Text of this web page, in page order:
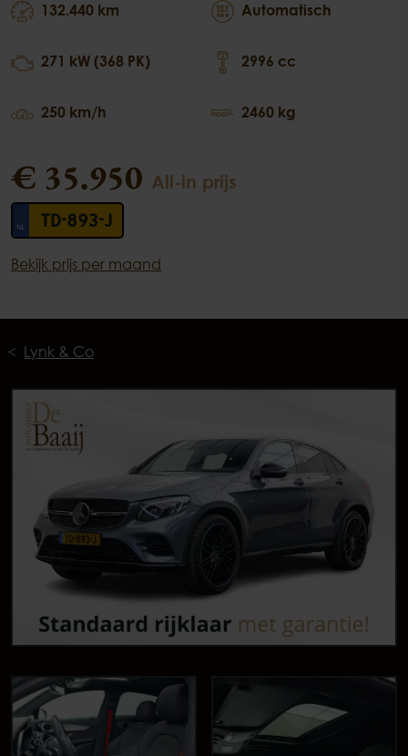
132.440 km
271 kW (368 PK)
250 km/h
Automatisch
2996 cc
2460 kg
€ 35.950 All-in prijs
TD-893-J
Bekijk prijs per maand
Lynk & Co